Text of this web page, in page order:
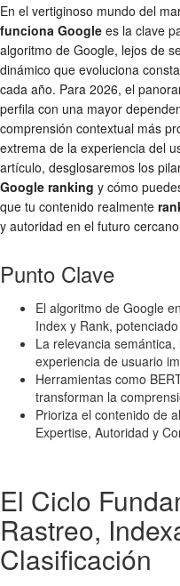
En el vertiginoso mundo del
funciona Google es la clave
algoritmo de Google, lejos de
dinámico que evoluciona
cada año. Para 2026, el
perfila con una mayor
comprensión contextual más
extrema de la experiencia del
artículo, desglosaremos los
Google ranking y cómo
que tu contenido realmente
y autoridad en el futuro
Punto Clave
El algoritmo de Google
Index y Rank,
La relevancia
experiencia de usuario
Herramientas como
transforman la
Prioriza el contenido de
Expertise, Autoridad y
El Ciclo
Rastreo,
Clasificación